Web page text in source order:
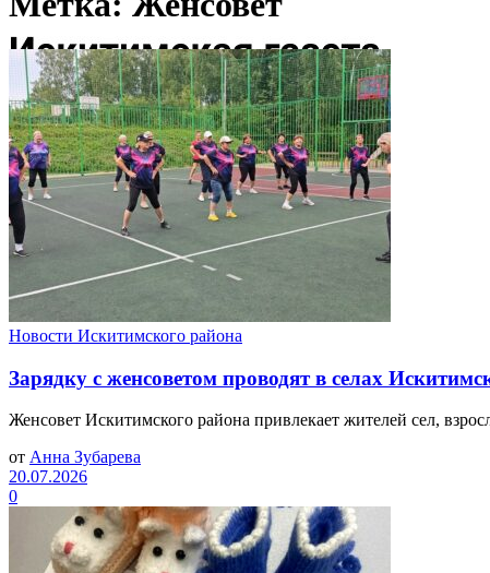
Новости Искитимского района
Зарядку с женсоветом проводят в селах
Женсовет Искитимского района привлекает жителей сел,
от Анна Зубарева
20.07.2026
0